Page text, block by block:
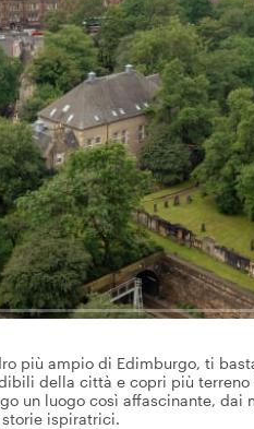
più ampio di Edimburgo, ti
della città e copri più
un luogo così affascinante,
ispiratrici.